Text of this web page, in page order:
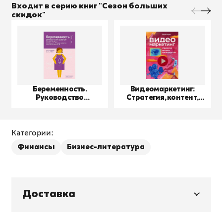
Входит в серию книг "Сезон больших
скидок"
Беременность.
Руководство
Видеомаркетинг:
Стратегия, контент,
Категории:
Финансы Бизнес-литература
Доставка